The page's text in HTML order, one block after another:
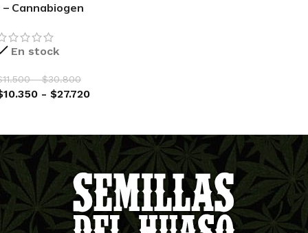
– Cannabiogen
En stock
11.500 - $30.800
10.350 - $27.720